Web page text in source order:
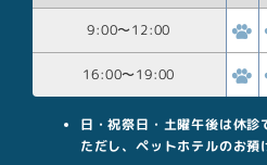
9:00〜12:00
16:00〜19:00
日・祝祭日・土曜午後は休診
ただし、ペットホテルのお預